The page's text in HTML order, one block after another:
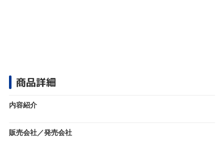
商品詳細
内容紹介
販売会社／発売会社